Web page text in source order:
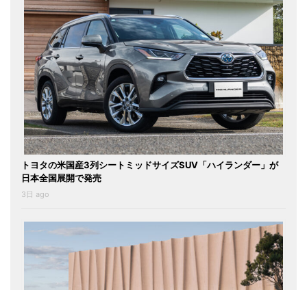
トヨタの米国産3列シートミッドサイズSUV「ハイランダー」が
日本全国展開で発売
3日 ago